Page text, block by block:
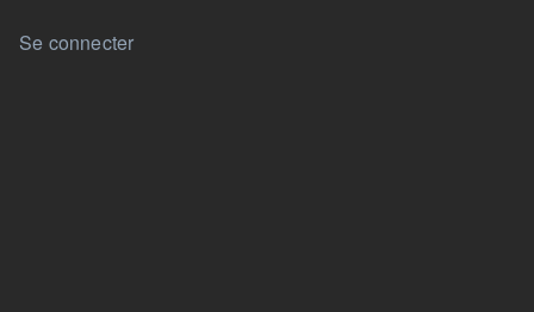
User account menu
Se connecter